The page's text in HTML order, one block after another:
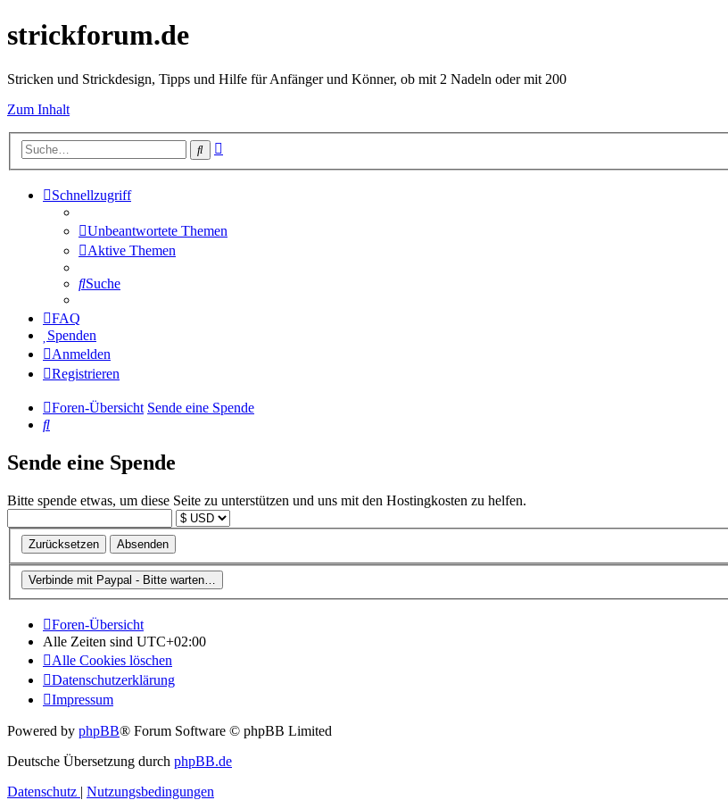
strickforum.de
Stricken und Strickdesign, Tipps und Hilfe für Anfänger und Könner, ob mit 2 Nadeln oder mit 200
Zum Inhalt
Suche
Schnellzugriff
Unbeantwortete Themen
Aktive Themen
Suche
FAQ
Spenden
Anmelden
Registrieren
Foren-Übersicht Sende eine Spende
Suche
Sende eine Spende
Bitte spende etwas, um diese Seite zu unterstützen und uns mit den Hostingkosten zu helfen.
Foren-Übersicht
Alle Zeiten sind UTC+02:00
Alle Cookies löschen
Datenschutzerklärung
Impressum
Powered by phpBB® Forum Software © phpBB Limited
Deutsche Übersetzung durch phpBB.de
Datenschutz
Nutzungsbedingungen